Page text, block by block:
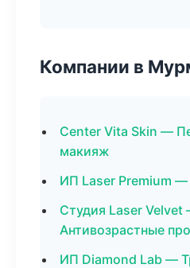
Компании в
Center Vita Skin —
макияж
ИП Laser Premium
Студия Laser Velvet
Антивозрастные
ИП Diamond Lab —